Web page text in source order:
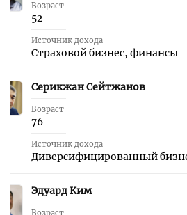
Возраст
52
Источник дохода
Страховой бизнес, финансы
27 Серикжан Сейтжанов
Возраст
76
Источник дохода
Диверсифицированный
28 Эдуард Ким
Возраст